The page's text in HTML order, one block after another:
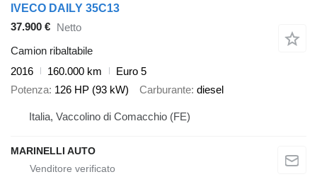
IVECO DAILY 35C13
37.900 € Netto
Camion ribaltabile
2016
160.000 km
Euro 5
Potenza 126 HP (93 kW) Carburante diesel
Italia, Vaccolino di Comacchio (FE)
MARINELLI AUTO